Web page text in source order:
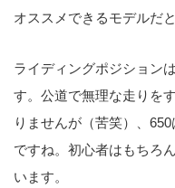
オススメできるモデルだ
ライディングポジション
す。公道で無理な走りを
りませんが（苦笑）、
ですね。初心者はもちろ
います。